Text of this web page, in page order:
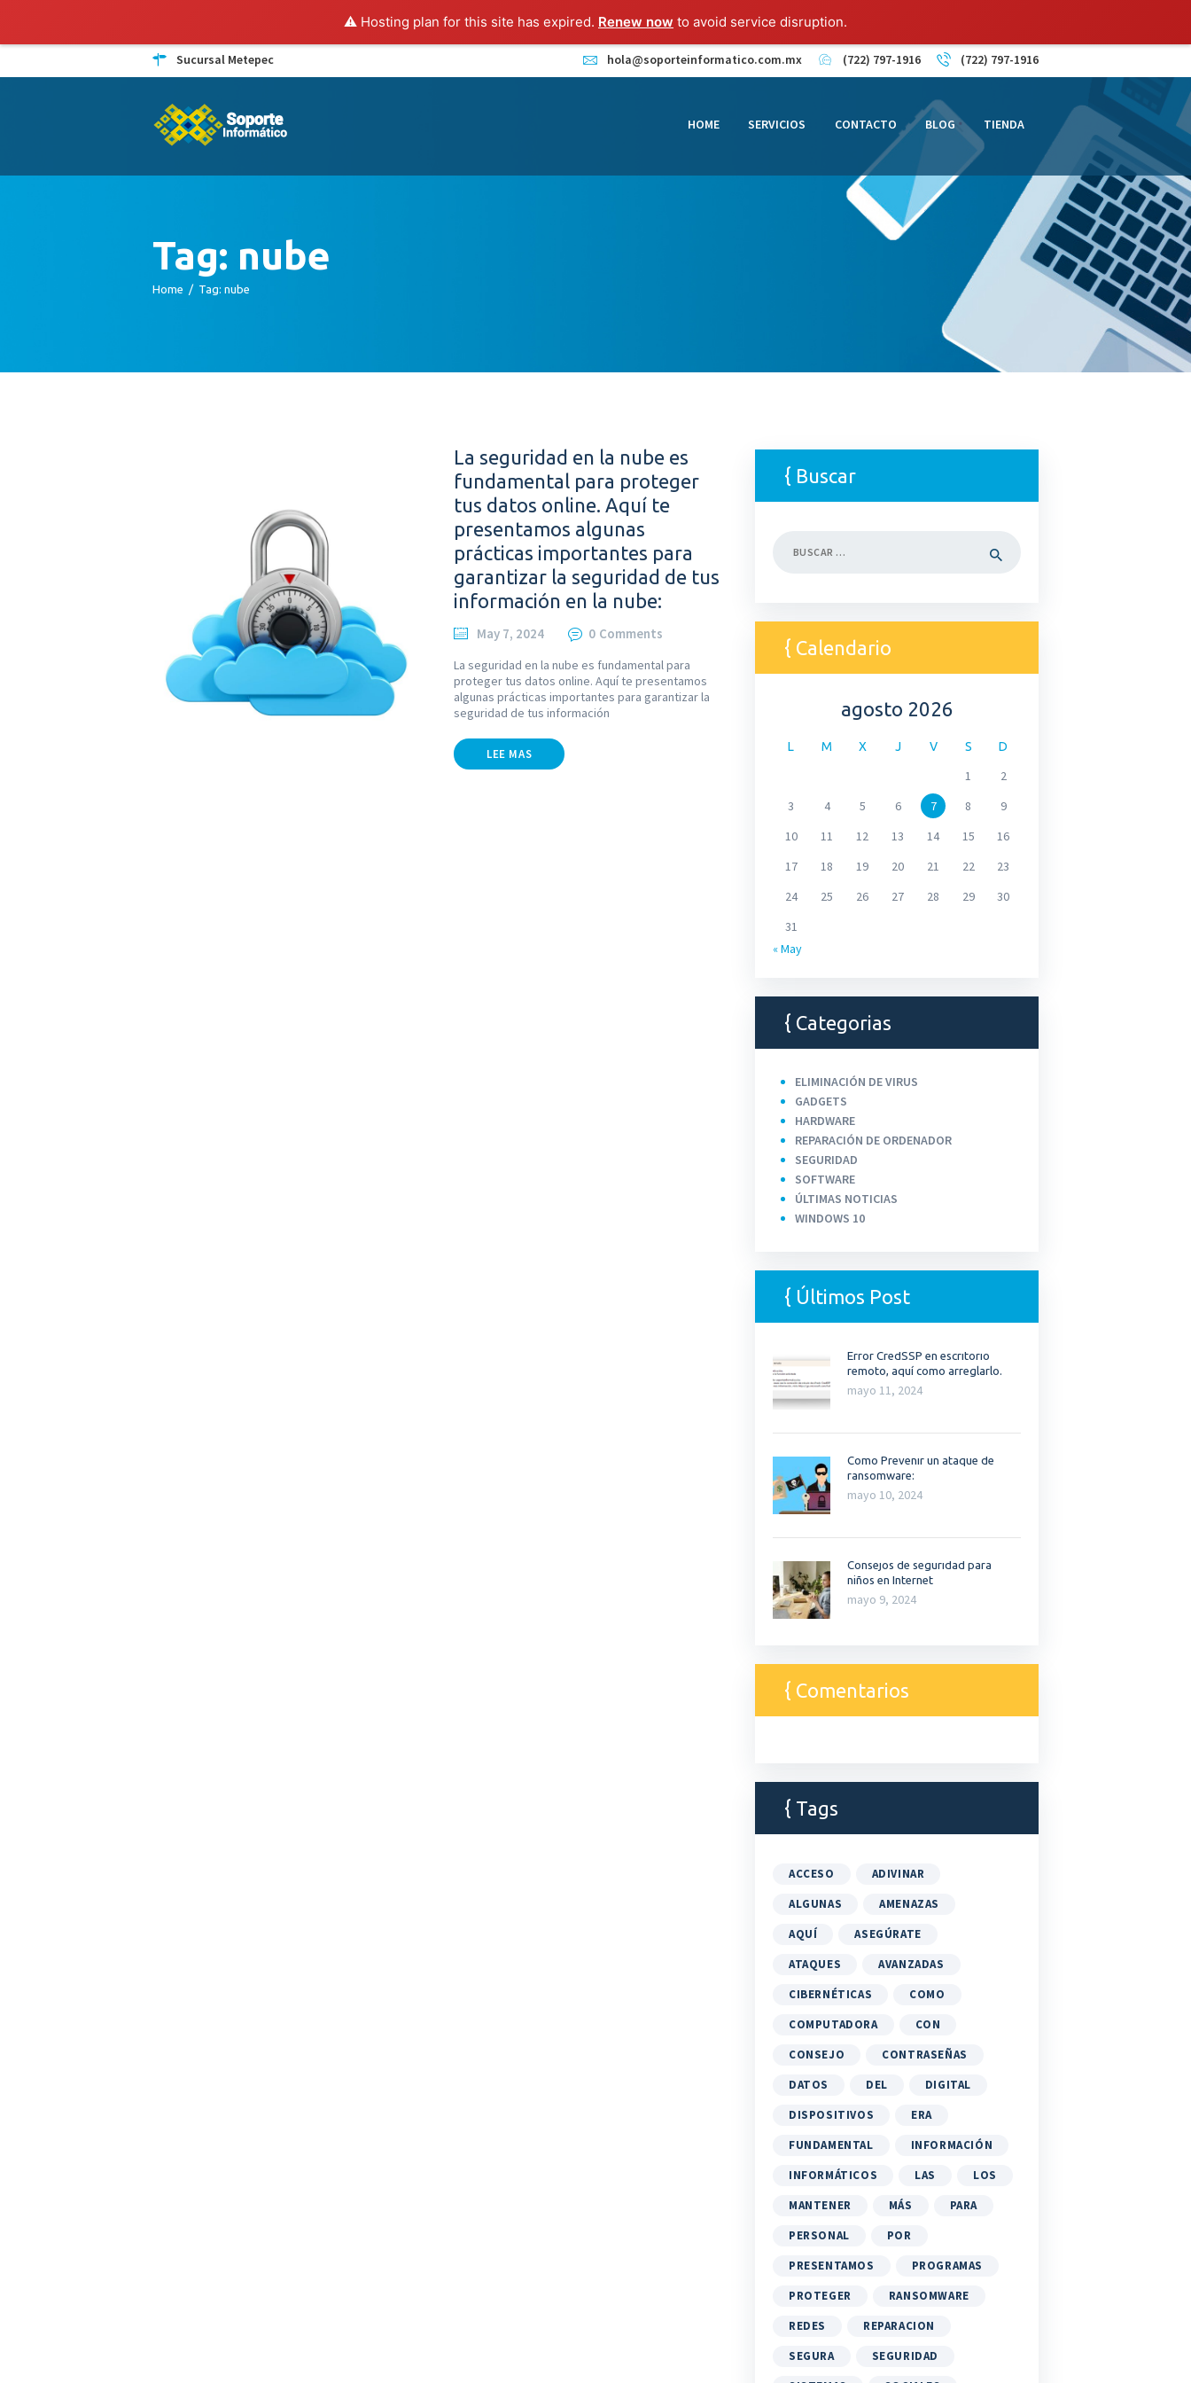
⚠️ Hosting plan for this site has expired. Renew now to avoid service disruption.
Sucursal Metepec hola@soporteinformatico.com.mx (722) 797-1916 (722) 797-1916
HOME SERVICIOS CONTACTO BLOG TIENDA
Tag: nube
Home Tag: nube
HOME
La seguridad en la nube es
fundamental para proteger
tus datos online. Aquí te
presentamos algunas
prácticas importantes para
garantizar la seguridad de tus
información en la nube:
May 7, 2024 0 Comments
La seguridad en la nube es fundamental para
proteger tus datos online. Aquí te presentamos
algunas prácticas importantes para garantizar la
seguridad de tus información
LEE MAS
Buscar
Calendario
agosto 2026
L M X J V S D
1
2
3
4 5 6 7 8
9
10
11 12 13 14 15
16
17
18 19 20 21 22
23
24
25 26 27 28 29
30
31
« May
Categorias
ELIMINACIÓN DE VIRUS
GADGETS
HARDWARE
REPARACIÓN DE ORDENADOR
SEGURIDAD
SOFTWARE
ÚLTIMAS NOTICIAS
WINDOWS 10
Últimos Post
Error CredSSP en escritorio
remoto, aquí como arreglarlo.
mayo 11, 2024
Como Prevenir un ataque de
ransomware:
mayo 10, 2024
Consejos de seguridad para
niños en Internet
mayo 9, 2024
Comentarios
Tags
ACCESO
ADIVINAR
ALGUNAS
AMENAZAS
AQUÍ
ASEGÚRATE
ATAQUES
AVANZADAS
CIBERNÉTICAS
COMO
COMPUTADORA
CON
CONSEJO
CONTRASEÑAS
DATOS
DEL
DIGITAL
DISPOSITIVOS
ERA
FUNDAMENTAL
INFORMACIÓN
INFORMÁTICOS
LAS
LOS
MANTENER
MÁS
PARA
PERSONAL
POR
PRESENTAMOS
PROGRAMAS
PROTEGER
RANSOMWARE
REDES
REPARACION
SEGURA
SEGURIDAD